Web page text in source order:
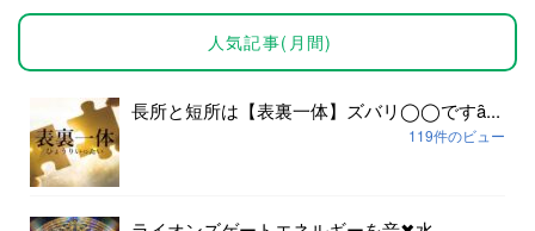
人気記事(月間)
長所と短所は【表裏一体】ズバリ◯◯ですȃ...
119件のビュー